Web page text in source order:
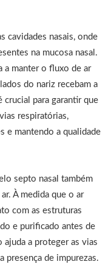
cavidades nasais, onde
na mucosa nasal.
a manter o fluxo de ar
do nariz recebam a
crucial para garantir que
respiratórias,
e mantendo a qualidade
septo nasal também
À medida que o ar
com as estruturas
e purificado antes de
ajuda a proteger as vias
presença de impurezas.